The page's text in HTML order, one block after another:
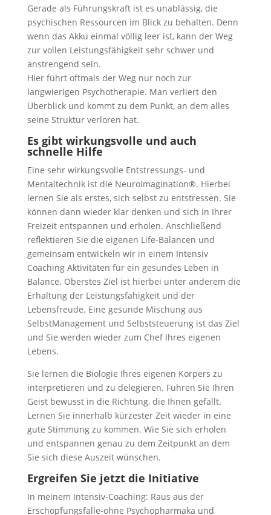
Gerade als Führungskraft ist es unablässig, die
psychischen Ressourcen im Blick zu behalten. Denn
wenn das Akku einmal völlig leer ist, kann der Weg
zur vollen Leistungsfähigkeit sehr schwer und
anstrengend sein.
Hier führt oftmals der Weg nur noch zur
langwierigen Psychotherapie. Man verliert den
Überblick und kommt zu dem Punkt, an dem alles
seine Struktur verloren hat.
Es gibt wirkungsvolle und auch
schnelle Hilfe
Eine sehr wirkungsvolle Entstressungs- und
Mentaltechnik ist die Neuroimagination®. Hierbei
lernen Sie als erstes, sich selbst zu entstressen. Sie
können dann wieder klar denken und sich in Ihrer
Freizeit entspannen und erholen. Anschließend
reflektieren Sie die eigenen Life-Balancen und
gemeinsam entwickeln wir in einem Intensiv
Coaching Aktivitäten für ein gesundes Leben in
Balance. Oberstes Ziel ist hierbei unter anderem die
Erhaltung der Leistungsfähigkeit und der
Lebensfreude. Eine gesunde Mischung aus
SelbstManagement und Selbststeuerung ist das Ziel
und Sie werden wieder zum Chef Ihres eigenen
Lebens.
Sie lernen die Biologie Ihres eigenen Körpers zu
interpretieren und zu delegieren. Führen Sie Ihren
Geist bewusst in die Richtung, die Ihnen gefällt.
Lernen Sie innerhalb kürzester Zeit wieder in eine
gute Stimmung zu kommen. Wie Sie sich erholen
und entspannen genau zu dem Zeitpunkt an dem
Sie sich diese Auszeit wünschen.
Ergreifen Sie jetzt die Initiative
In meinem Intensiv-Coaching: Raus aus der
Erschöpfungsfalle-ohne Psychopharmaka und